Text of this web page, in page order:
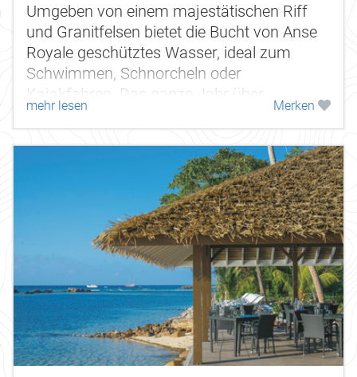
Umgeben von einem majestätischen Riff
und Granitfelsen bietet die Bucht von Anse
Royale geschütztes Wasser, ideal zum
Schwimmen, Schnorcheln oder
Kajakfahren. Das ganze Jahr über
angenehm, aber besonders spektakulär bei
den...
mehr lesen Merken